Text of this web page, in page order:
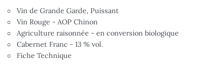
○ Vin de Grande Garde, Puissant
○ Vin Rouge - AOP Chinon
○ Agriculture raisonnée - en conversion biologique
○ Cabernet Franc - 13 % vol.
○ Fiche Technique